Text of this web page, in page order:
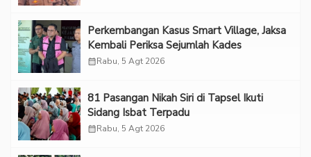
Perkembangan Kasus Smart Village, Jaksa
Kembali Periksa Sejumlah Kades
calendar_monthRabu, 5 Agt 2026
81 Pasangan Nikah Siri di Tapsel Ikuti
Sidang Isbat Terpadu
calendar_monthRabu, 5 Agt 2026